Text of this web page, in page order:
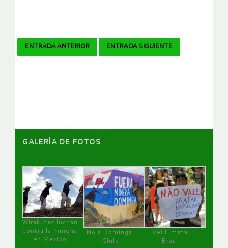
Navegador
ENTRADA ANTERIOR ENTRADA SIGUIENTE
GALERÌA DE FOTOS
Wirakutas luchan
contra la minería
en México
No a Dominga,
Chile
VALE mata,
Brasil